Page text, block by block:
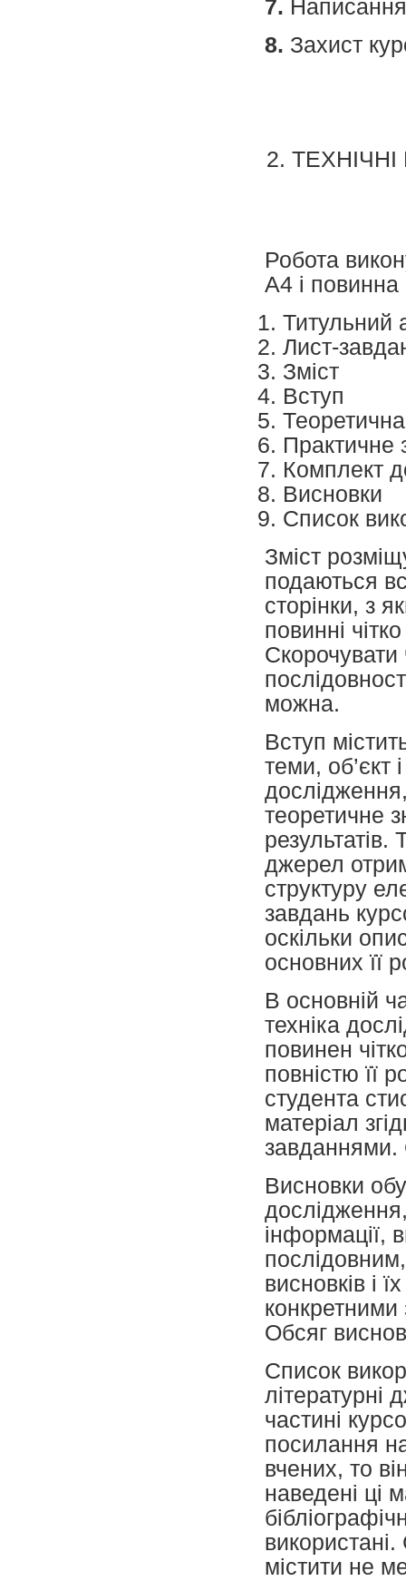
7.
8. Захист
2.
Робота
А4 і повинна
Титульний
Лист-
Зміст
Вступ
Практичне
Комплект
Висновки
Список
Зміст
подаються
сторінки, з
повинні
можна.
Вступ
теми, об’єкт
теоретичне
джерел
структуру
завдань
оскільки
основних її
В основній
техніка
повинен
повністю її
студента
матеріал
завданнями.
Висновки
інформації,
висновків і
Обсяг
Список
літературні
частині
посилання
вчених, то
наведені ці
містити не